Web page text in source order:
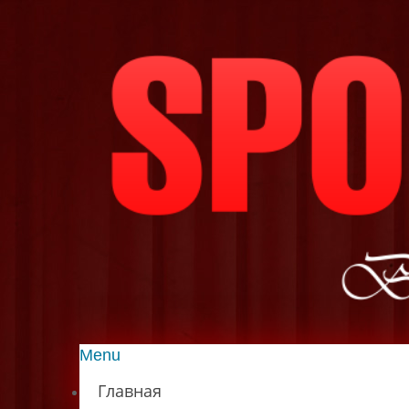
Menu
Главная